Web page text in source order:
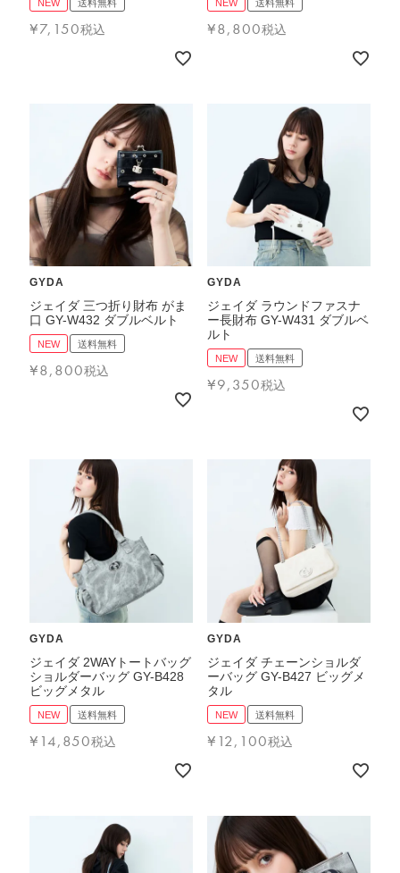
NEW 送料無料
¥7,150税込
NEW 送料無料
¥8,800税込
GYDA
ジェイダ 三つ折り財布 がま
口 GY-W432 ダブルベルト
NEW 送料無料
¥8,800税込
GYDA
ジェイダ ラウンドファスナ
ー長財布 GY-W431 ダブルベ
ルト
NEW 送料無料
¥9,350税込
GYDA
ジェイダ 2WAYトートバッグ
ショルダーバッグ GY-B428
ビッグメタル
NEW 送料無料
¥ 14,850税込
GYDA
ジェイダ チェーンショルダ
ーバッグ GY-B427 ビッグメ
タル
NEW 送料無料
¥ 12,100税込